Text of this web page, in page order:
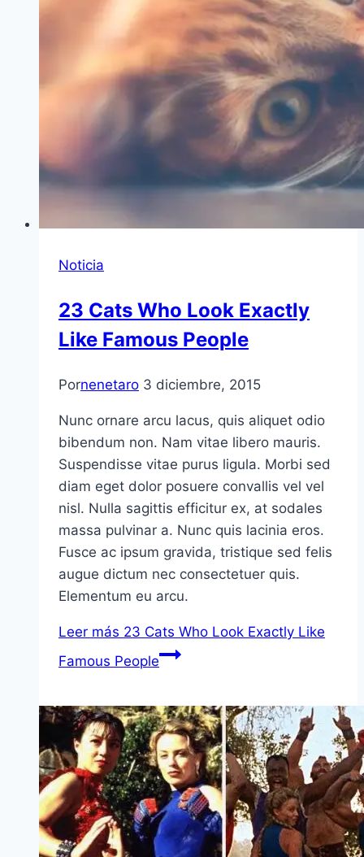
Noticia
23 Cats Who Look Exactly
Like Famous People
Pornenetaro 3 diciembre, 2015
Nunc ornare arcu lacus, quis aliquet odio
bibendum non. Nam vitae libero mauris.
Suspendisse vitae purus ligula. Morbi sed
diam eget dolor posuere convallis vel vel
nisl. Nulla sagittis efficitur ex, at sodales
massa pulvinar a. Nunc quis lacinia eros.
Fusce ac ipsum gravida, tristique sed felis
augue dictum nec consectetuer quis.
Elementum eu arcu.
Leer más 23 Cats Who Look Exactly Like
Famous People